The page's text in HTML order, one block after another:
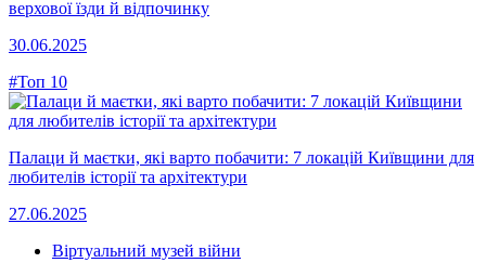
верхової їзди й відпочинку
30.06.2025
#Топ 10
Палаци й маєтки, які варто побачити: 7 локацій Київщини для
любителів історії та архітектури
27.06.2025
Віртуальний музей війни